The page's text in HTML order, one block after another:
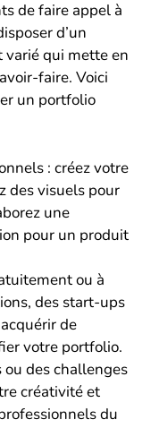
de faire appel à
d’un
varié qui mette en
faire. Voici
un portfolio
: créez votre
des visuels pour
une
pour un produit
ou à
des start-ups
de
votre portfolio.
ou des challenges
créativité et
du